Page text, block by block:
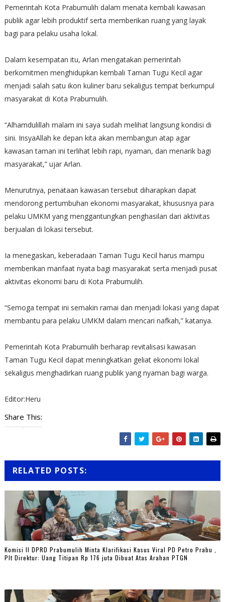
Pemerintah Kota Prabumulih dalam menata kembali kawasan
publik agar lebih produktif serta memberikan ruang yang layak
bagi para pelaku usaha lokal.
‎Dalam kesempatan itu, Arlan mengatakan pemerintah
berkomitmen menghidupkan kembali Taman Tugu Kecil agar
menjadi salah satu ikon kuliner baru sekaligus tempat berkumpul
masyarakat di Kota Prabumulih.
‎“Alhamdulillah malam ini saya sudah melihat langsung kondisi di
sini. InsyaAllah ke depan kita akan membangun atap agar
kawasan taman ini terlihat lebih rapi, nyaman, dan menarik bagi
masyarakat,” ujar Arlan.
‎Menurutnya, penataan kawasan tersebut diharapkan dapat
mendorong pertumbuhan ekonomi masyarakat, khususnya para
pelaku UMKM yang menggantungkan penghasilan dari aktivitas
berjualan di lokasi tersebut.
‎Ia menegaskan, keberadaan Taman Tugu Kecil harus mampu
memberikan manfaat nyata bagi masyarakat serta menjadi pusat
aktivitas ekonomi baru di Kota Prabumulih.
‎“Semoga tempat ini semakin ramai dan menjadi lokasi yang dapat
membantu para pelaku UMKM dalam mencari nafkah,” katanya.
‎Pemerintah Kota Prabumulih berharap revitalisasi kawasan
Taman Tugu Kecil dapat meningkatkan geliat ekonomi lokal
sekaligus menghadirkan ruang publik yang nyaman bagi warga.
Editor:Heru
Share This:
RELATED POSTS:
Komisi II DPRD Prabumulih Minta Klarifikasi Kasus Viral PD Petro Prabu ,
Plt Direktur: Uang Titipan Rp 176 juta Dibuat Atas Arahan PTGN